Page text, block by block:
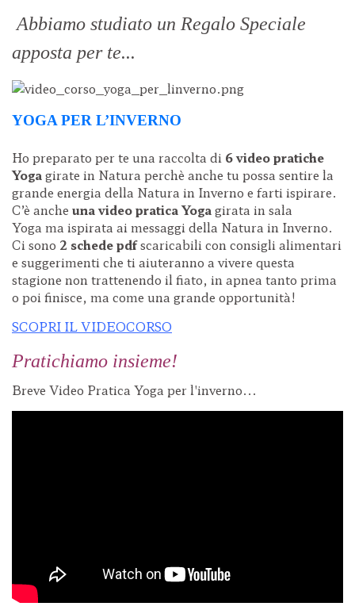
Abbiamo studiato un Regalo Speciale
apposta per te...
YOGA PER L’INVERNO
Ho preparato per te una raccolta di 6 video pratiche
Yogagirate in Natura perchè anche tu possa sentire la
grande energia della Natura in Inverno e farti ispirare.
C’è anche una video pratica Yogagirata in sala
Yoga ma ispirata ai messaggi della Natura in Inverno.
Ci sono 2 schede pdfscaricabili con consigli alimentari
e suggerimenti che ti aiuteranno a vivere questa
stagione non trattenendo il fiato, in apnea tanto prima
o poi finisce, ma come una grande opportunità!
SCOPRI IL VIDEOCORSO
Pratichiamo insieme!
Breve Video Pratica Yoga per l'inverno...